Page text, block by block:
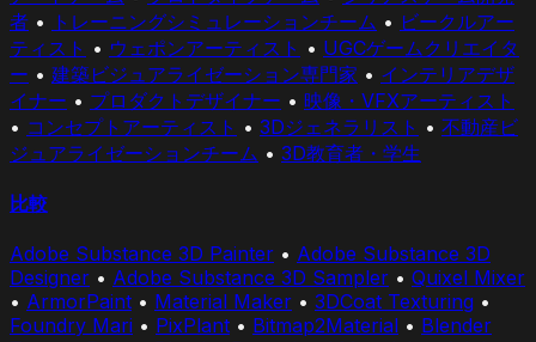
者 • トレーニングシミュレーションチーム • ビークルアー
ティスト • ウェポンアーティスト • UGCゲームクリエイタ
ー • 建築ビジュアライゼーション専門家 • インテリアデザ
イナー • プロダクトデザイナー • 映像・VFXアーティスト
• コンセプトアーティスト • 3Dジェネラリスト • 不動産ビ
ジュアライゼーションチーム • 3D教育者・学生
比較
Adobe Substance 3D Painter • Adobe Substance 3D
Designer • Adobe Substance 3D Sampler • Quixel Mixer
• ArmorPaint • Material Maker • 3DCoat Texturing •
Foundry Mari • PixPlant • Bitmap2Material • Blender